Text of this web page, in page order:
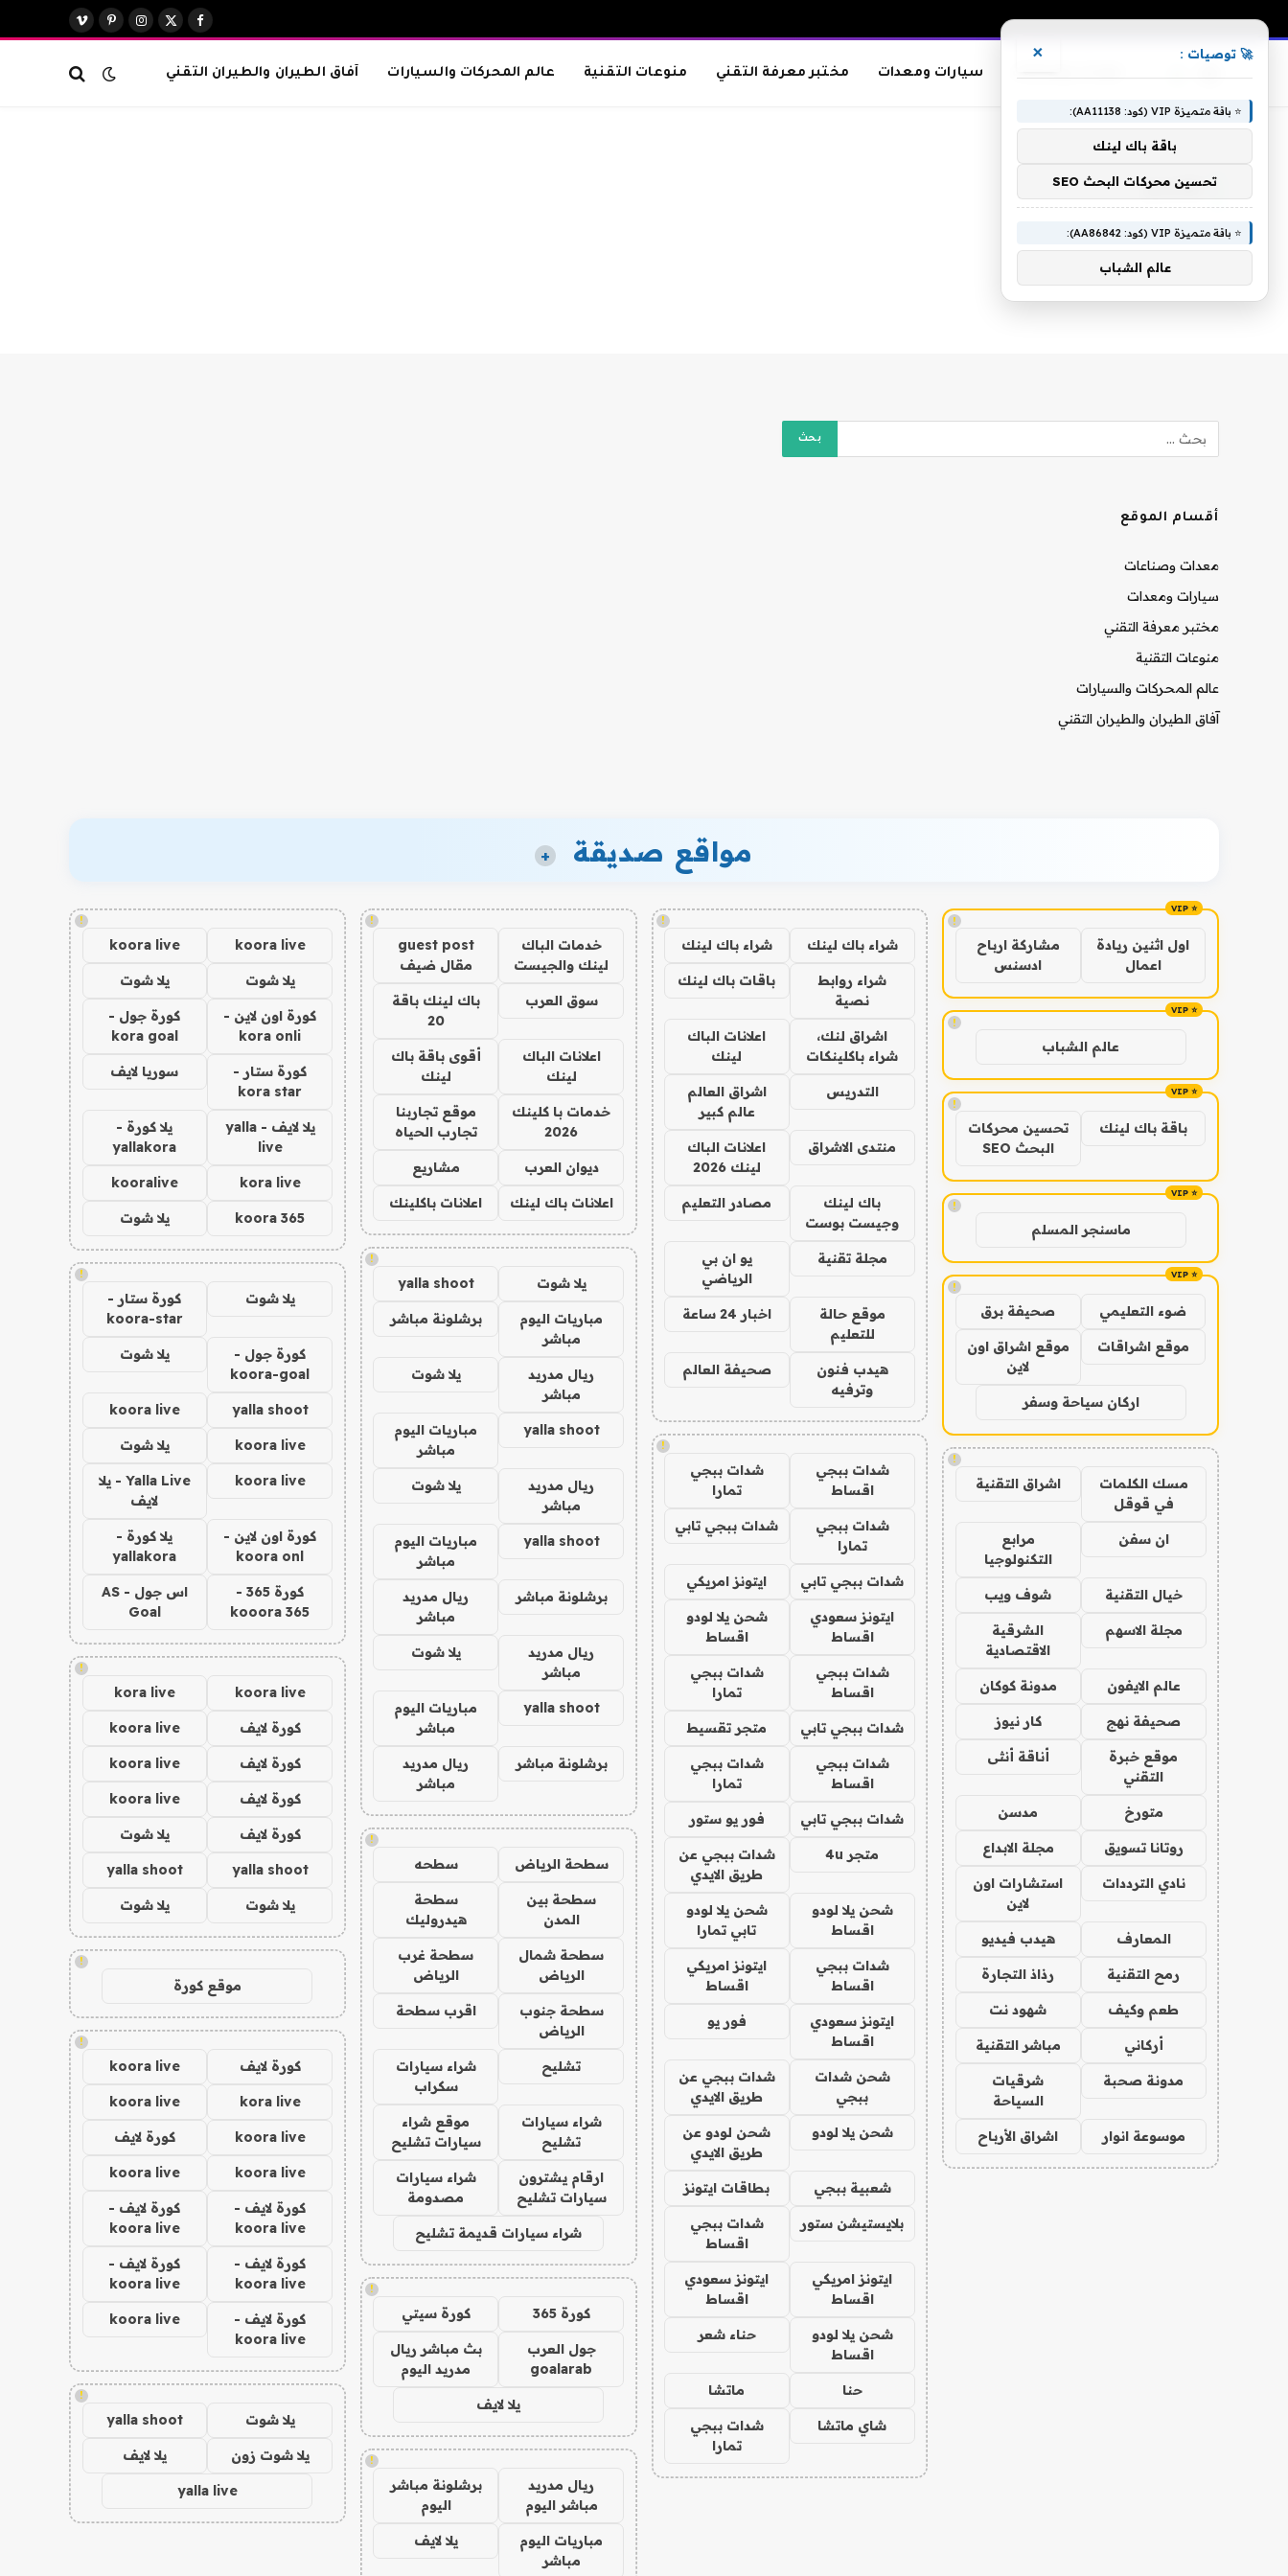
فيسبوك
X
الانستغرامبينتيريست
فيميو
سيارات ومعدات مختبر معرفة التقني منوعات التقنية عالم المحركات والسيارات آفاق الطيران والطيران التقني
لقاسم
أقسام الموقع
معدات وصناعات
سيارات ومعدات
مختبر معرفة التقني
منوعات التقنية
عالم المحركات والسيارات
آفاق الطيران والطيران التقني
مواقع صديقة +
!
اول اثنين ريادة
اعمال
مشاركة ارباح
ادسنس
!
عالم الشباب
!
باقة باك لينك
تحسين محركات
البحث SEO
!
ماسنجر المسلم
!
ضوء التعليمي صحيفة برق
موقع اشراقات
موقع اشراق اون
لاين
اركان سياحة وسفر
!
مسك الكلمات
في قوقل
اشراق التقنية
ان سفن
مرابع
التكنولوجيا
خيال التقنية شوف ويب
مجلة الاسهم
الشرقية
الاقتصادية
عالم الايفون مدونة كوكان
صحيفة نهج كار نيوز
موقع خبرة
التقني
أناقة أنثى
متورخ مدسن
روتانا تسويق مجلة الابداع
نادي الترددات
استشارات اون
لاين
المعارف هيدب فيديو
رمح التقنية رذاذ التجارة
طعم وكيف شهود نت
أركاني مباشر التقنية
مدونة صحبة
شرقيات
السياحة
موسوعة انوار اشراق الأرباح
!
شراء باك لينك شراء باك لينك
شراء روابط
نصية
باقات باك لينك
اشراق لنك،
شراء باكلينكات
اعلانات الباك
لينك
التدريس
اشراق العالم
عالم كبير
منتدى الاشراق
اعلانات الباك
لينك 2026
باك لينك
وجيست بوست
مصادر التعليم
مجلة تقنية
يو ان بي
الرياضي
موقع حالة
للتعليم
اخبار 24 ساعة
هيدب فنون
وترفيه
صحيفة العالم
!
شدات ببجي
اقساط
شدات ببجي
تمارا
شدات ببجي
تمارا
شدات ببجي تابي
شدات ببجي تابي ايتونز امريكي
ايتونز سعودي
اقساط
شحن يلا لودو
اقساط
شدات ببجي
اقساط
شدات ببجي
تمارا
شدات ببجي تابي متجر تقسيط
شدات ببجي
اقساط
شدات ببجي
تمارا
شدات ببجي تابي فور يو ستور
متجر 4u
شدات ببجي عن
طريق الايدي
شحن يلا لودو
اقساط
شحن يلا لودو
تابي تمارا
شدات ببجي
اقساط
ايتونز امريكي
اقساط
ايتونز سعودي
اقساط
فور يو
شحن شدات
ببجي
شدات ببجي عن
طريق الايدي
شحن يلا لودو
شحن لودو عن
طريق الايدي
شعبية ببجي بطاقات ايتونز
بلايستيشن ستور
شدات ببجي
اقساط
ايتونز امريكي
اقساط
ايتونز سعودي
اقساط
شحن يلا لودو
اقساط
حناء شعر
حنا ماتشا
شاي ماتشا
شدات ببجي
تمارا
!
خدمات الباك
لينك والجيست
guest post
مقال ضيف
سوق العرب
باك لينك باقة
20
اعلانات الباك
لينك
أقوى باقة باك
لينك
خدمات با كلينك
2026
موقع تجاربنا
تجارب الحياه
ديوان العرب مشاريع
اعلانات باك لينك اعلانات باكلينك
!
يلا شوت yalla shoot
مباريات اليوم
مباشر
برشلونة مباشر
ريال مدريد
مباشر
يلا شوت
yalla shoot
مباريات اليوم
مباشر
ريال مدريد
مباشر
يلا شوت
yalla shoot
مباريات اليوم
مباشر
برشلونة مباشر
ريال مدريد
مباشر
ريال مدريد
مباشر
يلا شوت
yalla shoot
مباريات اليوم
مباشر
برشلونة مباشر
ريال مدريد
مباشر
!
سطحة الرياض سطحه
سطحة بين
المدن
سطحة
هيدروليك
سطحة شمال
الرياض
سطحة غرب
الرياض
سطحة جنوب
الرياض
اقرب سطحة
تشليح
شراء سيارات
سكراب
شراء سيارات
تشليح
موقع شراء
سيارات تشليح
ارقام يشترون
سيارات تشليح
شراء سيارات
مصدومة
شراء سيارات قديمة تشليح
!
كورة 365 كورة سيتي
جول العرب
goalarab
بث مباشر ريال
مدريد اليوم
يلا لايف
!
ريال مدريد
مباشر اليوم
برشلونة مباشر
اليوم
مباريات اليوم
مباشر
يلا لايف
!
koora live
koora live
يلا شوت يلا شوت
كورة اون لاين -
kora onli
كورة جول -
kora goal
كورة ستار -
kora star
سوريا لايف
يلا لايف - yalla
live
يلا كورة -
yallakora
kora live
kooralive
koora 365 يلا شوت
!
يلا شوت
كورة ستار -
koora-star
كورة جول -
koora-goal
يلا شوت
yalla shoot
koora live
koora live يلا شوت
koora live
Yalla Live - يلا
لايف
كورة اون لاين -
koora onl
يلا كورة -
yallakora
كورة 365 -
kooora 365
اس جول - AS
Goal
!
koora live
kora live
كورة لايف koora live
كورة لايف koora live
كورة لايف koora live
كورة لايف يلا شوت
yalla shoot
yalla shoot
يلا شوت يلا شوت
!
موقع كورة
!
كورة لايف koora live
kora live
koora live
koora live كورة لايف
koora live
koora live
كورة لايف -
koora live
كورة لايف -
koora live
كورة لايف -
koora live
كورة لايف -
koora live
كورة لايف -
koora live
koora live
!
يلا شوت yalla shoot
يلا شوت زون يلا لايف
yalla live
🚀 توصيات : ×
⭐ باقة متميزة VIP (كود: AA11138):
باقة باك لينك
تحسين محركات البحث SEO
⭐ باقة متميزة VIP (كود: AA86842):
عالم الشباب